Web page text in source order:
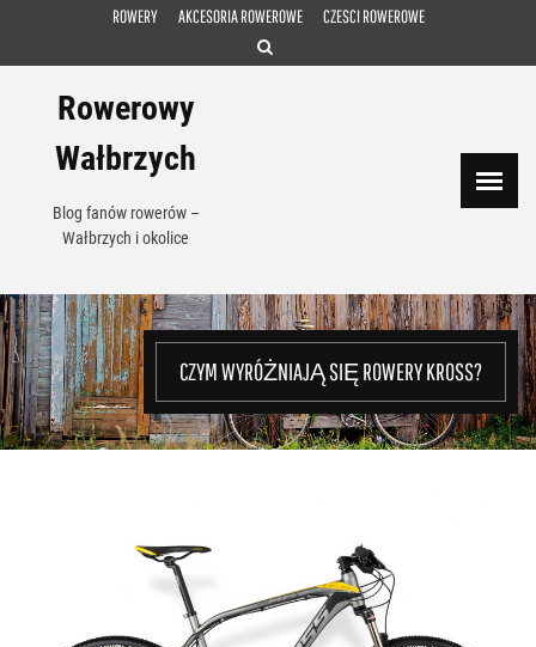
ROWERY AKCESORIA ROWEROWE CZESCI ROWEROWE
Rowerowy
Wałbrzych
Blog fanów rowerów –
Wałbrzych i okolice
CZYM WYRÓŻNIAJĄ SIĘ ROWERY KROSS?